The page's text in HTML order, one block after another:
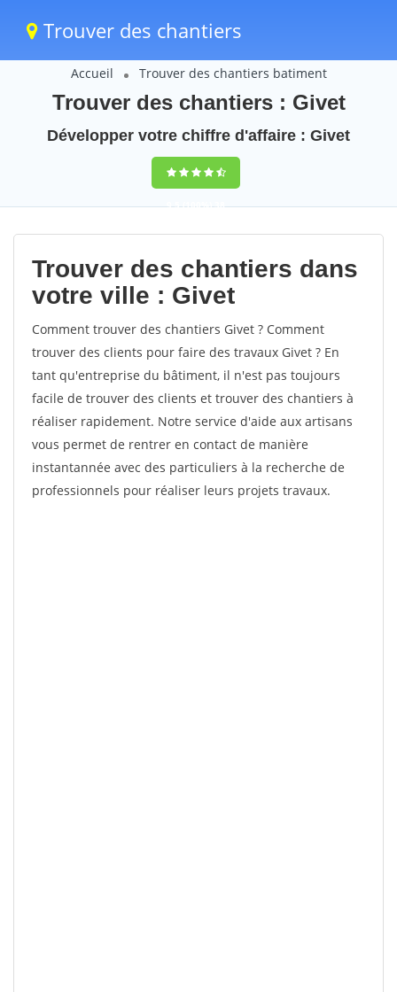
Trouver des chantiers
Accueil Trouver des chantiers batiment
Trouver des chantiers : Givet
Développer votre chiffre d'affaire : Givet
9,5(100%)38
votes
Trouver des chantiers dans
votre ville : Givet
Comment trouver des chantiers Givet ? Comment
trouver des clients pour faire des travaux Givet ? En
tant qu'entreprise du bâtiment, il n'est pas toujours
facile de trouver des clients et trouver des chantiers à
réaliser rapidement. Notre service d'aide aux artisans
vous permet de rentrer en contact de manière
instantannée avec des particuliers à la recherche de
professionnels pour réaliser leurs projets travaux.